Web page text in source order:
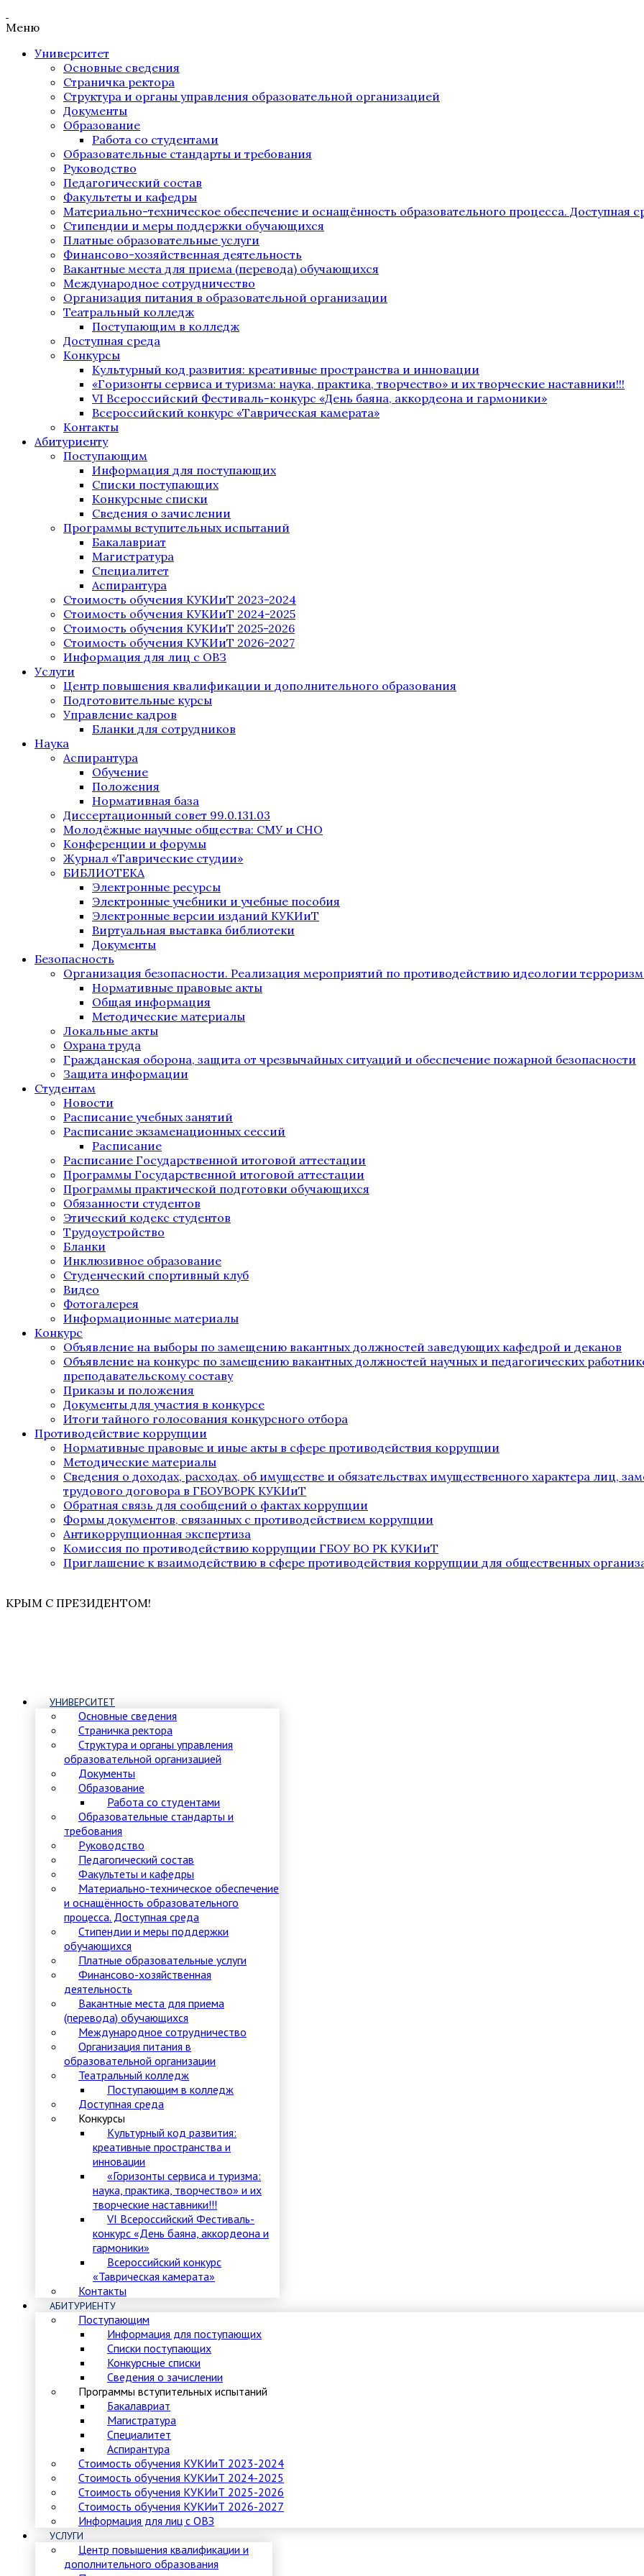
Меню
Университет
Основные сведения
Страничка ректора
Структура и органы управления образовательной организацией
Документы
Образование
Работа со студентами
Образовательные стандарты и требования
Руководство
Педагогический состав
Факультеты и кафедры
Материально-техническое обеспечение и оснащённость образовательного процесса. Доступная
Стипендии и меры поддержки обучающихся
Платные образовательные услуги
Финансово-хозяйственная деятельность
Вакантные места для приема (перевода) обучающихся
Международное сотрудничество
Организация питания в образовательной организации
Театральный колледж
Поступающим в колледж
Доступная среда
Конкурсы
Культурный код развития: креативные пространства и инновации
«Горизонты сервиса и туризма: наука, практика, творчество» и их творческие наставники!!!
VI Всероссийский Фестиваль-конкурс «День баяна, аккордеона и гармоники»
Всероссийский конкурс «Таврическая камерата»
Контакты
Абитуриенту
Поступающим
Информация для поступающих
Списки поступающих
Конкурсные списки
Сведения о зачислении
Программы вступительных испытаний
Бакалавриат
Магистратура
Специалитет
Аспирантура
Стоимость обучения КУКИиТ 2023-2024
Стоимость обучения КУКИиТ 2024-2025
Стоимость обучения КУКИиТ 2025-2026
Стоимость обучения КУКИиТ 2026-2027
Информация для лиц с ОВЗ
Услуги
Центр повышения квалификации и дополнительного образования
Подготовительные курсы
Управление кадров
Бланки для сотрудников
Наука
Аспирантура
Обучение
Положения
Нормативная база
Диссертационный совет 99.0.131.03
Молодёжные научные общества: СМУ и СНО
Конференции и форумы
Журнал «Таврические студии»
БИБЛИОТЕКА
Электронные ресурсы
Электронные учебники и учебные пособия
Электронные версии изданий КУКИиТ
Виртуальная выставка библиотеки
Документы
Безопасность
Организация безопасности. Реализация мероприятий по противодействию идеологии
Нормативные правовые акты
Общая информация
Методические материалы
Локальные акты
Охрана труда
Гражданская оборона, защита от чрезвычайных ситуаций и обеспечение пожарной безопасности
Защита информации
Студентам
Новости
Расписание учебных занятий
Расписание экзаменационных сессий
Расписание
Расписание Государственной итоговой аттестации
Программы Государственной итоговой аттестации
Программы практической подготовки обучающихся
Обязанности студентов
Этический кодекс студентов
Трудоустройство
Бланки
Инклюзивное образование
Студенческий спортивный клуб
Видео
Фотогалерея
Информационные материалы
Конкурс
Объявление на выборы по замещению вакантных должностей заведующих кафедрой и деканов
Объявление на конкурс по замещению вакантных должностей научных и педагогических
преподавательскому составу
Приказы и положения
Документы для участия в конкурсе
Итоги тайного голосования конкурсного отбора
Противодействие коррупции
Нормативные правовые и иные акты в сфере противодействия коррупции
Методические материалы
Сведения о доходах, расходах, об имуществе и обязательствах имущественного характера лиц,
трудового договора в ГБОУВОРК КУКИиТ
Обратная связь для сообщений о фактах коррупции
Формы документов, связанных с противодействием коррупции
Антикоррупционная экспертиза
Комиссия по противодействию коррупции ГБОУ ВО РК КУКИиТ
Приглашение к взаимодействию в сфере противодействия коррупции для общественных
КРЫМ С ПРЕЗИДЕНТОМ!
УНИВЕРСИТЕТ
Основные сведения
Страничка ректора
Структура и органы управления
образовательной организацией
Документы
Образование
Работа со студентами
Образовательные стандарты и
требования
Руководство
Педагогический состав
Факультеты и кафедры
Материально-техническое обеспечение
и оснащённость образовательного
процесса. Доступная среда
Стипендии и меры поддержки
обучающихся
Платные образовательные услуги
Финансово-хозяйственная
деятельность
Вакантные места для приема
(перевода) обучающихся
Международное сотрудничество
Организация питания в
образовательной организации
Театральный колледж
Поступающим в колледж
Доступная среда
Конкурсы
Культурный код развития:
креативные пространства и
инновации
«Горизонты сервиса и туризма:
наука, практика, творчество» и их
творческие наставники!!!
VI Всероссийский Фестиваль-
конкурс «День баяна, аккордеона и
гармоники»
Всероссийский конкурс
«Таврическая камерата»
Контакты
АБИТУРИЕНТУ
Поступающим
Информация для поступающих
Списки поступающих
Конкурсные списки
Сведения о зачислении
Программы вступительных испытаний
Бакалавриат
Магистратура
Специалитет
Аспирантура
Стоимость обучения КУКИиТ 2023-2024
Стоимость обучения КУКИиТ 2024-2025
Стоимость обучения КУКИиТ 2025-2026
Стоимость обучения КУКИиТ 2026-2027
Информация для лиц с ОВЗ
УСЛУГИ
Центр повышения квалификации и
дополнительного образования